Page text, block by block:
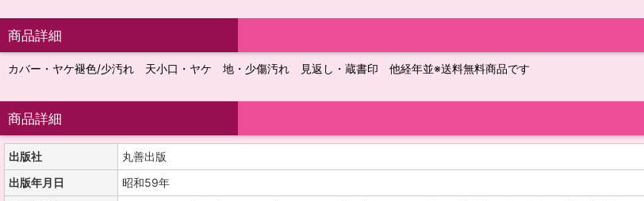
商品詳細
カバー・ヤケ褪色/少汚れ 天小口・ヤケ 地・少傷汚れ 見返し・蔵書印 他経年並※送料無料商品です
商品詳細
出版社
丸善出版
出版年月日
昭和59年